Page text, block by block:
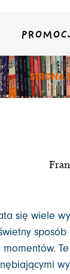
STRONA
się wiele